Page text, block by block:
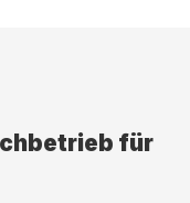
für